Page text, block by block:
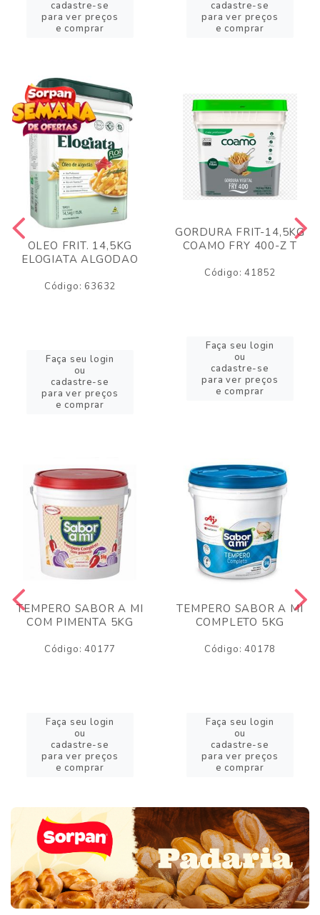
cadastre-se
para ver preços
e comprar
cadastre-se
para ver preços
e comprar
OLEO FRIT. 14,5KG
ELOGIATA ALGODAO
Código: 63632
Faça seu login
ou
cadastre-se
para ver preços
e comprar
GORDURA FRIT-14,5KG
COAMO FRY 400-Z T
Código: 41852
Faça seu login
ou
cadastre-se
para ver preços
e comprar
TEMPERO SABOR A MI
COM PIMENTA 5KG
Código: 40177
Faça seu login
ou
cadastre-se
para ver preços
e comprar
TEMPERO SABOR A MI
COMPLETO 5KG
Código: 40178
Faça seu login
ou
cadastre-se
para ver preços
e comprar